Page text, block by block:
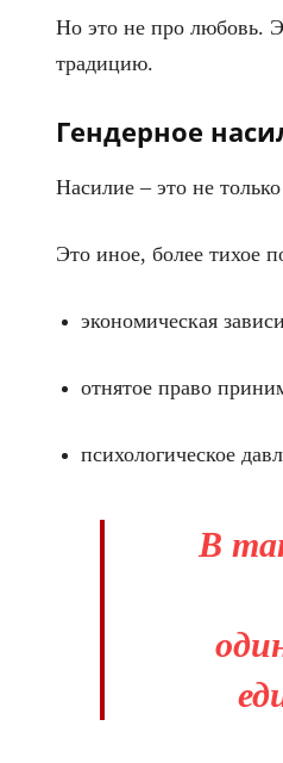
Но это не про любовь.
традицию.
Гендерное
Насилие – это не
Это иное, более тихое
экономическая
отнятое право
психологическое
В